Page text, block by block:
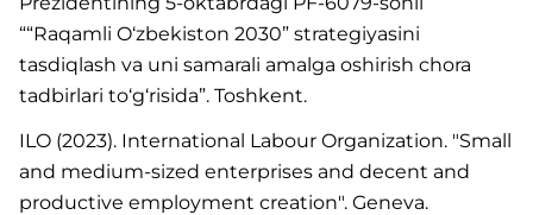
““Raqamli O‘zbekiston 2030” strategiyasini
tasdiqlash va uni samarali amalga oshirish chora
tadbirlari to‘g‘risida”. Toshkent.
ILO (2023). International Labour Organization. "Small
and medium-sized enterprises and decent and
productive employment creation". Geneva.